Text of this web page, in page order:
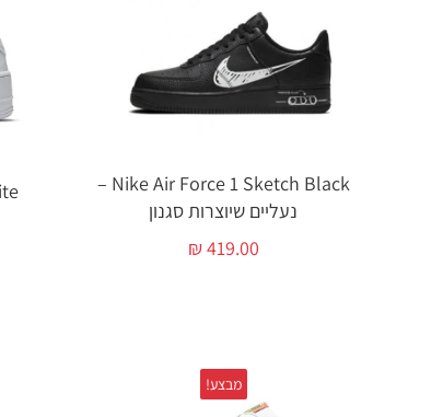
Nike Air Force 1 Sketch Black –
נעליים שיוצרות סגנון
₪419.00
מבצע!